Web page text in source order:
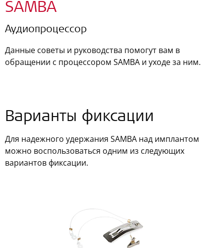
SAMBA
Аудиопроцессор
Данные советы и руководства помогут вам в
обращении с процессором SAMBA и уходе за ним.
Варианты фиксации
Для надежного удержания SAMBA над имплантом
можно воспользоваться одним из следующих
вариантов фиксации.